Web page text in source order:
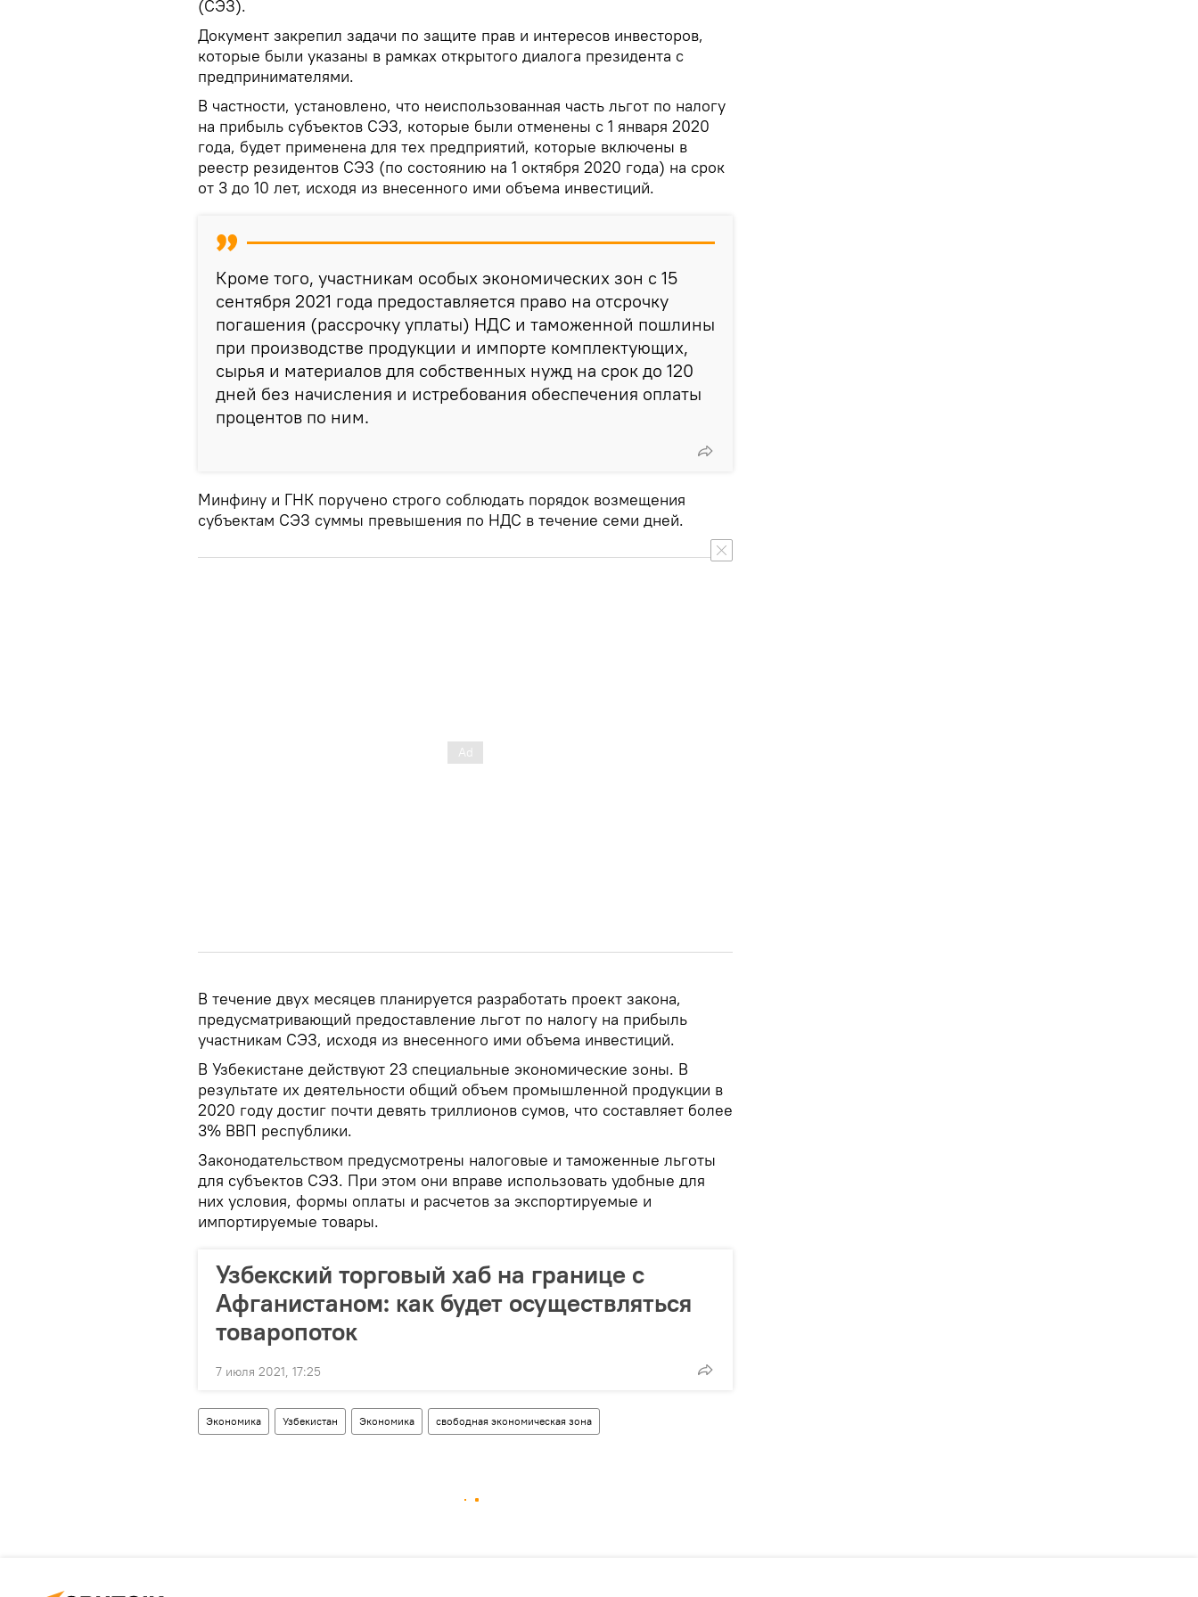
(СЭЗ).
Документ закрепил задачи по защите прав и интересов инвесторов,
которые были указаны в рамках открытого диалога президента с
предпринимателями.
В частности, установлено, что неиспользованная часть льгот по налогу
на прибыль субъектов СЭЗ, которые были отменены с 1 января 2020
года, будет применена для тех предприятий, которые включены в
реестр резидентов СЭЗ (по состоянию на 1 октября 2020 года) на срок
от 3 до 10 лет, исходя из внесенного ими объема инвестиций.
Кроме того, участникам особых экономических зон с 15
сентября 2021 года предоставляется право на отсрочку
погашения (рассрочку уплаты) НДС и таможенной пошлины
при производстве продукции и импорте комплектующих,
сырья и материалов для собственных нужд на срок до 120
дней без начисления и истребования обеспечения оплаты
процентов по ним.
Минфину и ГНК поручено строго соблюдать порядок возмещения
субъектам СЭЗ суммы превышения по НДС в течение семи дней.
В течение двух месяцев планируется разработать проект закона,
предусматривающий предоставление льгот по налогу на прибыль
участникам СЭЗ, исходя из внесенного ими объема инвестиций.
В Узбекистане действуют 23 специальные экономические зоны. В
результате их деятельности общий объем промышленной продукции в
2020 году достиг почти девять триллионов сумов, что составляет более
3% ВВП республики.
Законодательством предусмотрены налоговые и таможенные льготы
для субъектов СЭЗ. При этом они вправе использовать удобные для
них условия, формы оплаты и расчетов за экспортируемые и
импортируемые товары.
Узбекский торговый хаб на границе с
Афганистаном: как будет осуществляться
товаропоток
7 июля 2021, 17:25
Экономика Узбекистан Экономика свободная экономическая зона